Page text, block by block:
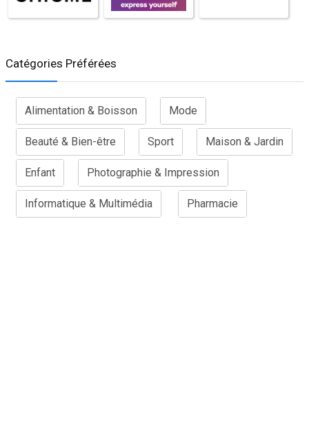
Catégories Préférées
Alimentation & Boisson Mode
Beauté & Bien-être Sport Maison & Jardin
Enfant Photographie & Impression
Informatique & Multimédia Pharmacie